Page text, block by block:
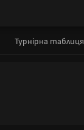
Турнірна таблиця